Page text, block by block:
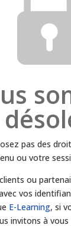
pas des
ou votre
ou
vos
E-Learning, si
invitons à